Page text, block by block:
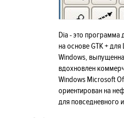
Dia - это программа
на основе GTK +
Windows,
вдохновлен
Windows Microsoft
ориентирован на
для повседневного